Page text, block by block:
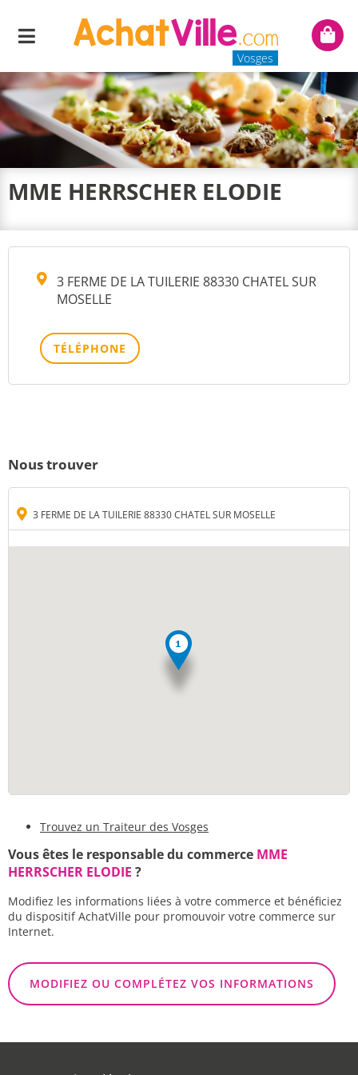
Menu
Vosges
Mon
MME HERRSCHER ELODIE
3 FERME DE LA TUILERIE 88330 CHATEL SUR
MOSELLE
TÉLÉPHONE
Nous trouver
3 FERME DE LA TUILERIE 88330 CHATEL SUR MOSELLE
Trouvez un Traiteur des Vosges
Vous êtes le responsable du commerce MME
HERRSCHER ELODIE ?
Modifiez les informations liées à votre commerce et bénéficiez
du dispositif AchatVille pour promouvoir votre commerce sur
Internet.
MODIFIEZ OU COMPLÉTEZ VOS INFORMATIONS